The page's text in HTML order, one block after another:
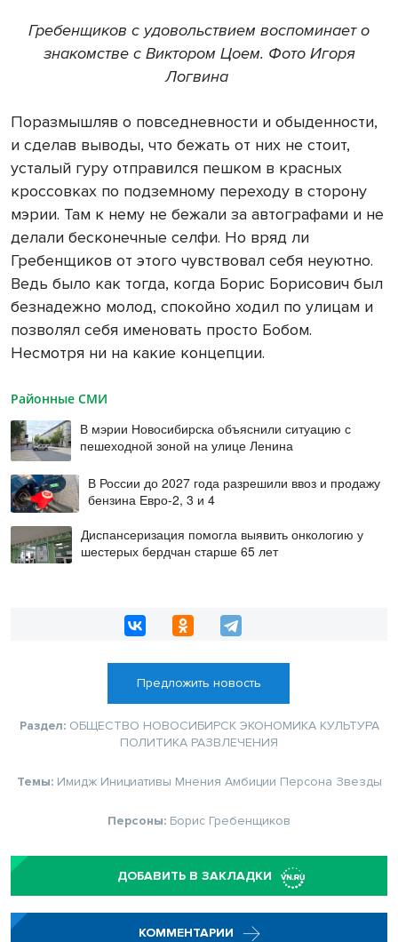
Гребенщиков с удовольствием воспоминает о
знакомстве с Виктором Цоем. Фото Игоря
Логвина
Поразмышляв о повседневности и обыденности,
и сделав выводы, что бежать от них не стоит,
усталый гуру отправился пешком в красных
кроссовках по подземному переходу в сторону
мэрии. Там к нему не бежали за автографами и не
делали бесконечные селфи. Но вряд ли
Гребенщиков от этого чувствовал себя неуютно.
Ведь было как тогда, когда Борис Борисович был
безнадежно молод, спокойно ходил по улицам и
позволял себя именовать просто Бобом.
Несмотря ни на какие концепции.
Районные СМИ
В мэрии Новосибирска объяснили ситуацию с
пешеходной зоной на улице Ленина
В России до 2027 года разрешили ввоз и продажу
бензина Евро-2, 3 и 4
Диспансеризация помогла выявить онкологию у
шестерых бердчан старше 65 лет
Предложить новость
Раздел: ОБЩЕСТВО НОВОСИБИРСК ЭКОНОМИКА КУЛЬТУРА
ПОЛИТИКА РАЗВЛЕЧЕНИЯ
Темы: Имидж Инициативы Мнения Амбиции Персона Звезды
Персоны: Борис Гребенщиков
ДОБАВИТЬ В ЗАКЛАДКИ
КОММЕНТАРИИ